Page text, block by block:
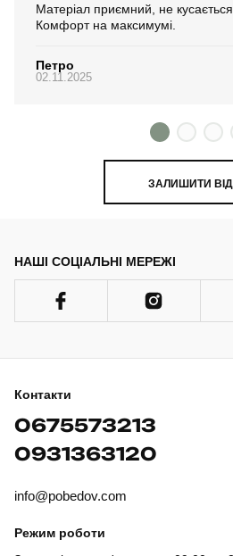
Матеріал приємний, не кусається
Комфорт на максимумі.
Петро
02.11.2025
ЗАЛИШИТИ
НАШІ СОЦІАЛЬНІ МЕРЕЖІ
Контакти
0675573213
0931363120
info@pobedov.com
Режим роботи